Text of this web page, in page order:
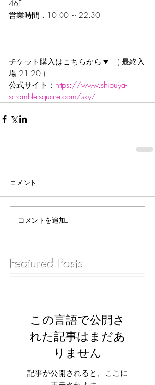
46F
営業時間 : 10:00 ~ 22:30
チケット購入はこちらから▼　( 最終入
場 21:20 )
公式サイト： https://www.shibuya-
scramble-square.com/sky/
コメント
コメントを追加…
Featured Posts
この言語で公開さ
れた記事はまだあ
りません
記事が公開されると、ここに